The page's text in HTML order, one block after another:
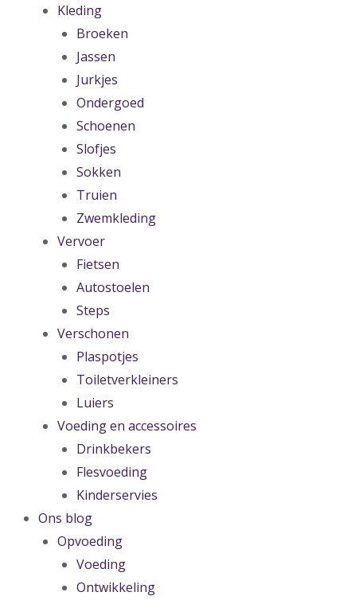
Kleding
Broeken
Jassen
Jurkjes
Ondergoed
Schoenen
Slofjes
Sokken
Truien
Zwemkleding
Vervoer
Fietsen
Autostoelen
Steps
Verschonen
Plaspotjes
Toiletverkleiners
Luiers
Voeding en accessoires
Drinkbekers
Flesvoeding
Kinderservies
Ons blog
Opvoeding
Voeding
Ontwikkeling